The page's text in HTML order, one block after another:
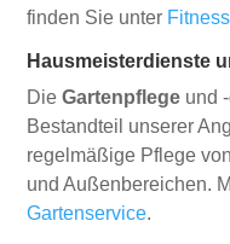
finden Sie unter
Hausmeisterdienste
DieGartenpflege und
Bestandteil unserer
regelmäßige Pflege
und Außenbereichen.
Gartenservice.